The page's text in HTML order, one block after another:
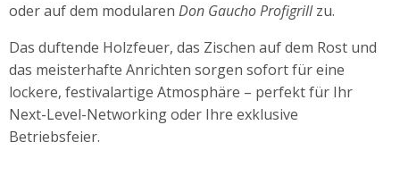
oder auf dem modularen Don Gaucho Profigrillzu.
Das duftende Holzfeuer, das Zischen auf dem Rost und
das meisterhafte Anrichten sorgen sofort für eine
lockere, festivalartige Atmosphäre – perfekt für Ihr
Next-Level-Networking oder Ihre exklusive
Betriebsfeier.